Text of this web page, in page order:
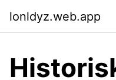
lonldyz.web.app